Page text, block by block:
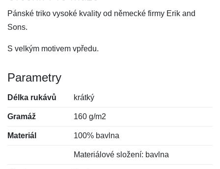
Pánské triko vysoké kvality od německé firmy Erik and
Sons.
S velkým motivem vpředu.
Parametry
Délka rukávů krátký
Gramáž 160 g/m2
Materiál 100% bavlna
Materiálové složení: bavlna